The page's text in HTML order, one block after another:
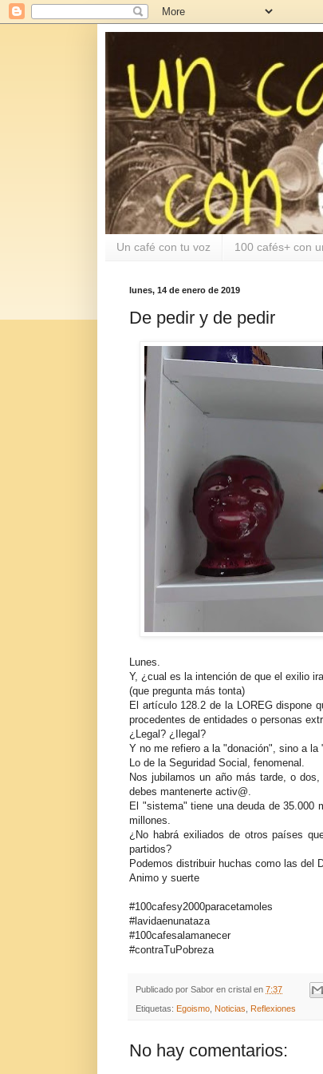
Un café con tu voz 100 cafés+ con
lunes, 14 de enero de 2019
De pedir y de pedir
Lunes.
Y, ¿cual es la intención de que el exilio
(que pregunta más tonta)
El artículo 128.2 de la LOREG dispone
procedentes de entidades o personas
¿Legal? ¿Ilegal?
Y no me refiero a la "donación", sino a la
Lo de la Seguridad Social, fenomenal.
Nos jubilamos un año más tarde, o
debes mantenerte activ@.
El "sistema" tiene una deuda de 35.000
millones.
¿No habrá exiliados de otros países
partidos?
Podemos distribuir huchas como las del
Animo y suerte
#100cafesy2000paracetamoles
#lavidaenunataza
#100cafesalamanecer
#contraTuPobreza
Publicado por Sabor en cristal en 7:37
Etiquetas: Egoismo Noticias Reflexiones
No hay comentarios: